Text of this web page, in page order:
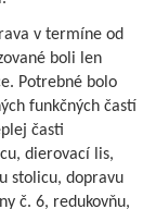
v termíne od
boli len
Potrebné bolo
funkčných častí
časti
dierovací lis,
stolicu, dopravu
č. 6, redukovňu,